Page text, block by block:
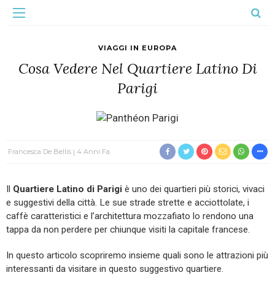
VIAGGI IN EUROPA
Cosa Vedere Nel Quartiere Latino Di
Parigi
Francesca De Bellis 4 Anni Fa
Il Quartiere Latino di Parigi è uno dei quartieri più storici, vivaci
e suggestivi della città. Le sue strade strette e acciottolate, i
caffè caratteristici e l’architettura mozzafiato lo rendono una
tappa da non perdere per chiunque visiti la capitale francese.
In questo articolo scopriremo insieme quali sono le attrazioni più
interessanti da visitare in questo suggestivo quartiere.